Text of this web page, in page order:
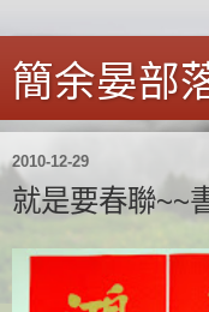
簡余晏部
2010-12-29
就是要春聯~~